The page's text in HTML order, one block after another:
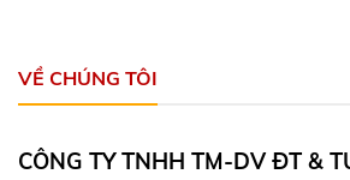
VỀ CHÚNG TÔI
CÔNG TY TNHH TM-DV ĐT &